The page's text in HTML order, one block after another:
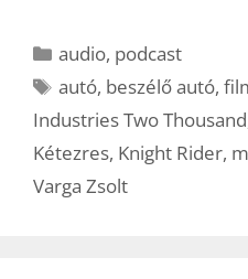
Kategória
audio, podcast
Címkék
autó, beszélő autó,
Industries Two Thousand
Kétezres, Knight Rider,
Varga Zsolt